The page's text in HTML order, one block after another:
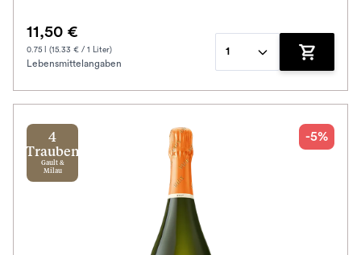
11,50 €
0.75 l (15.33 € / 1 Liter)
Lebensmittelangaben
1
Zum
4
Trauben
Gault &
Milau
-5%